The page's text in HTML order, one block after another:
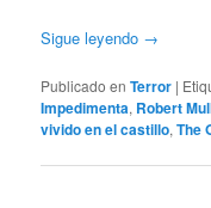
Sigue leyendo →
Publicado en Terror |
Impedimenta, Robert
vivido en el castillo,The